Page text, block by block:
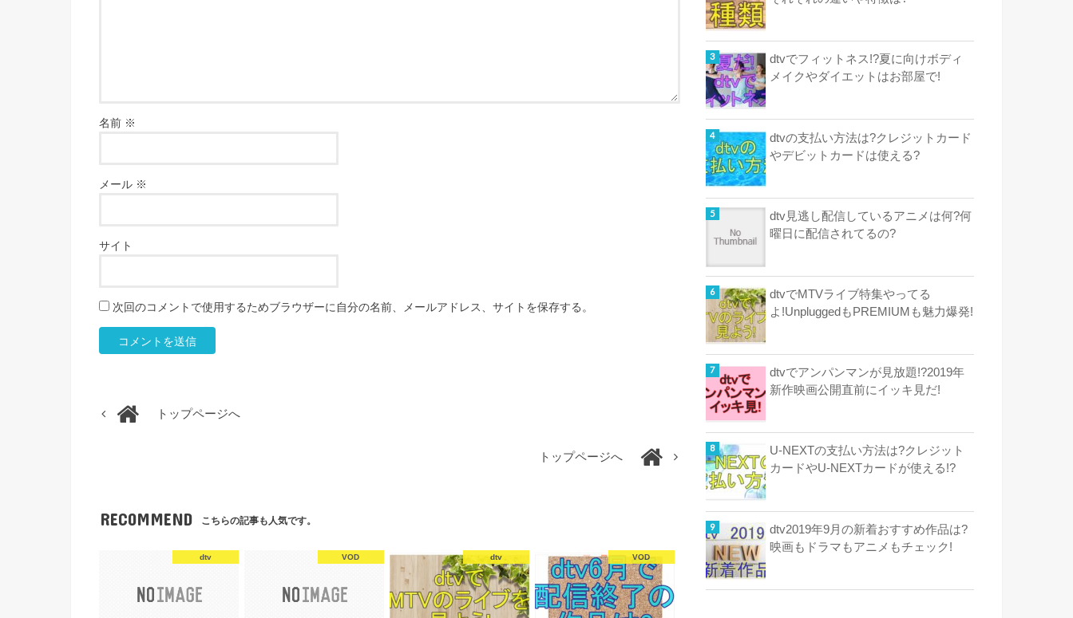
名前 ※
メール ※
サイト
次回のコメントで使用するためブラウザーに自分の名前、メールアドレス、サイトを保存する。
トップページへ
トップページへ
RECOMMEND こちらの記事も人気です。
dtv VOD dtv VOD
dtvでフィットネス!?夏に向けボディ
メイクやダイエットはお部屋で!
dtvの支払い方法は?クレジットカード
やデビットカードは使える?
dtv見逃し配信しているアニメは何?何
曜日に配信されてるの?
dtvでMTVライブ特集やってる
よ!UnpluggedもPREMIUMも魅力爆発!
dtvでアンパンマンが見放題!?2019年
新作映画公開直前にイッキ見だ!
U-NEXTの支払い方法は?クレジット
カードやU-NEXTカードが使える!?
dtv2019年9月の新着おすすめ作品は?
映画もドラマもアニメもチェック!